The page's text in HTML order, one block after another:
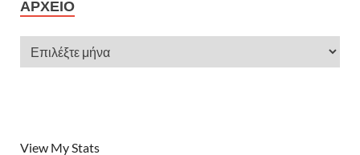
ΑΡΧΕΊΟ
View My Stats